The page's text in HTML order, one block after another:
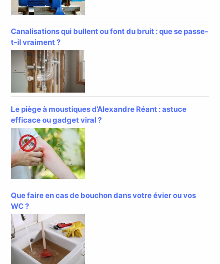
Canalisations qui bullent ou font du bruit : que se passe-
t-il vraiment ?
Le piège à moustiques d’Alexandre Réant : astuce
efficace ou gadget viral ?
Que faire en cas de bouchon dans votre évier ou vos
WC ?